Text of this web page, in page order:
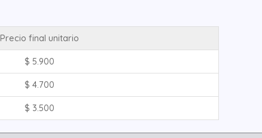
Precio final unitario
$ 5.900
$ 4.700
$ 3.500